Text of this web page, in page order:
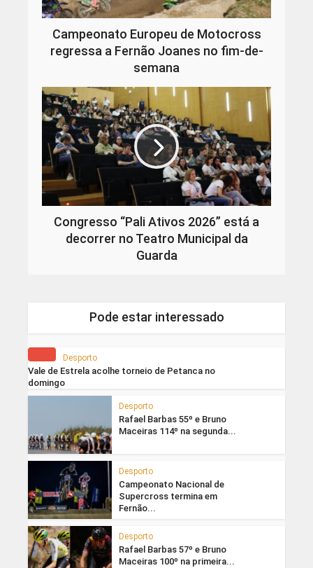
Campeonato Europeu de Motocross
regressa a Fernão Joanes no fim-de-
semana
Congresso “Pali Ativos 2026” está a
decorrer no Teatro Municipal da
Guarda
Pode estar interessado
Desporto
Vale de Estrela acolhe torneio de Petanca no
domingo
Desporto
Rafael Barbas 55º e Bruno
Maceiras 114º na segunda...
Desporto
Campeonato Nacional de
Supercross termina em
Fernão...
Desporto
Rafael Barbas 57º e Bruno
Maceiras 100º na primeira...